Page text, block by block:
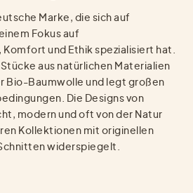
Marke, die sich auf
Fokus auf
und Ethik spezialisiert hat.
aus natürlichen Materialien
Bio-Baumwolle und legt großen
Die Designs von
modern und oft von der Natur
Kollektionen mit originellen
widerspiegelt.